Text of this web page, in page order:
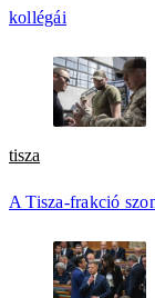
kollégái
tisza
A Tisza-frakció